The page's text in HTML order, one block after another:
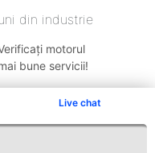
Live chat
din industrie
motorul
bune servicii!